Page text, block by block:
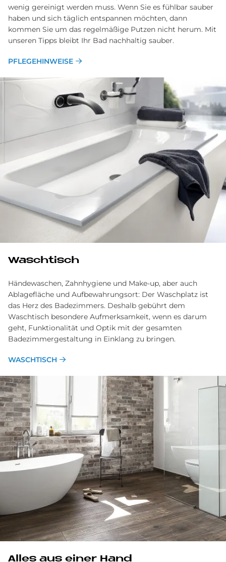
wenig gereinigt werden muss. Wenn Sie es fühlbar sauber
haben und sich täglich entspannen möchten, dann
kommen Sie um das regelmäßige Putzen nicht herum. Mit
unseren Tipps bleibt Ihr Bad nachhaltig sauber.
PFLEGEHINWEISE
Waschtisch
Händewaschen, Zahnhygiene und Make-up, aber auch
Ablagefläche und Aufbewahrungsort: Der Waschplatz ist
das Herz des Badezimmers. Deshalb gebührt dem
Waschtisch besondere Aufmerksamkeit, wenn es darum
geht, Funktionalität und Optik mit der gesamten
Badezimmergestaltung in Einklang zu bringen.
WASCHTISCH
Alles aus einer Hand